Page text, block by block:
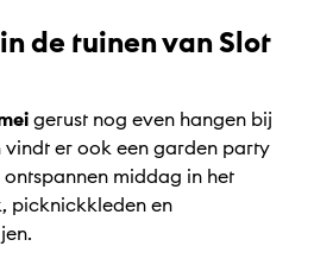
de tuinen van Slot
gerust nog even hangen bij
vindt er ook een garden party
middag in het
picknickkleden en